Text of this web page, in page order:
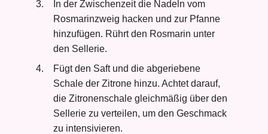
In der Zwischenzeit die Nadeln vom
Rosmarinzweig hacken und zur Pfanne
hinzufügen. Rührt den Rosmarin unter
den Sellerie.
Fügt den Saft und die abgeriebene
Schale der Zitrone hinzu. Achtet darauf,
die Zitronenschale gleichmäßig über den
Sellerie zu verteilen, um den Geschmack
zu intensivieren.